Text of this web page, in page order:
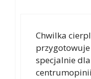
Chwilka
specjalnie